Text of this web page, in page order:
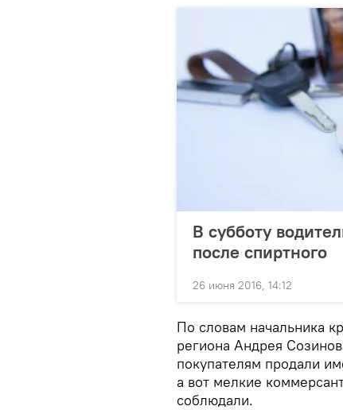
В субботу
после спиртного
26 июня 2016, 14:12
По словам начальника
региона Андрея
покупателям продали
а вот мелкие
соблюдали.